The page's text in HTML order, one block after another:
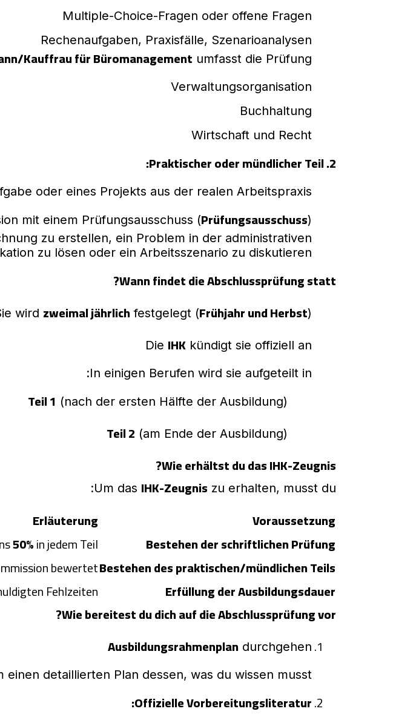
Multiple-Choice-Fragen oder offene Fragen
Rechenaufgaben, Praxisfälle, Szenarioanalysen
Kauffrau für Büromanagement umfasst die Prüfung:
Verwaltungsorganisation
Buchhaltung
Wirtschaft und Recht
2. Praktischer oder mündlicher Teil:
oder eines Projekts aus der realen Arbeitspraxis
mit einem Prüfungsausschuss (Prüfungsausschuss)
zu erstellen, ein Problem in der administrativen
zu lösen oder ein Arbeitsszenario zu diskutieren.
Wann findet die Abschlussprüfung statt?
wird zweimal jährlich festgelegt (Frühjahr und Herbst)
Die IHK kündigt sie offiziell an
In einigen Berufen wird sie aufgeteilt in:
Teil 1 (nach der ersten Hälfte der Ausbildung)
Teil 2 (am Ende der Ausbildung)
Wie erhältst du das IHK-Zeugnis?
Um das IHK-Zeugnis zu erhalten, musst du:
Voraussetzung
Erläuterung
Bestehen der schriftlichen Prüfung
50%in jedem Teil
Bestehen des praktischen/mündlichen Teils
bewertet
Erfüllung der Ausbildungsdauer
Fehlzeiten
Wie bereitest du dich auf die Abschlussprüfung vor?
Ausbildungsrahmenplan durchgehen
detaillierten Plan dessen, was du wissen musst.
Offizielle Vorbereitungsliteratur: